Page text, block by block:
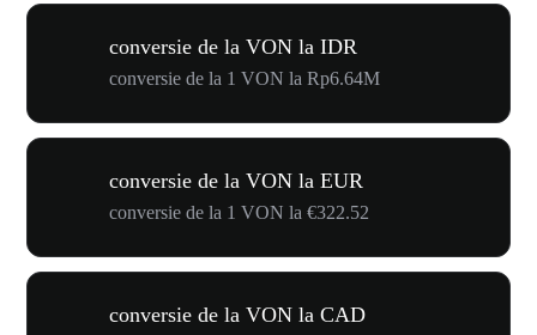
conversie de la VON la IDR
conversie de la 1 VON la Rp6.64M
conversie de la VON la EUR
conversie de la 1 VON la €322.52
conversie de la VON la CAD